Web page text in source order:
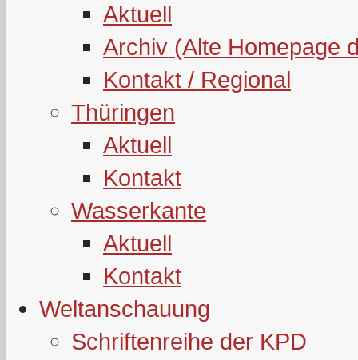
Aktuell
Archiv (Alte Homepage
Kontakt / Regional
Thüringen
Aktuell
Kontakt
Wasserkante
Aktuell
Kontakt
Weltanschauung
Schriftenreihe der KPD